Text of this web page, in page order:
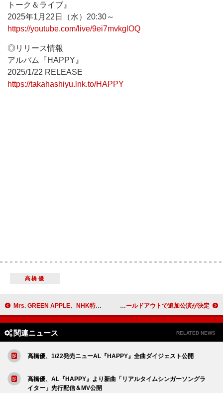
トーク＆ライブ』
2025年1月22日（水）20:30～
https://youtube.com/live/9ei7mvkglOQ
◎リリース情報
アルバム『HAPPY』
2025/1/22 RELEASE
https://takahashiyu.lnk.to/HAPPY
高橋優
Mrs. GREEN APPLE、NHK特番『18祭』テーマソング「ダーリン」配信＆MV公開 土岐麻子、AL『Lonely Ghost』のライブツアー東京公演ソールドアウトで追加公演が決定
関連ニュース RELATED NEWS
高橋優、1/22発売ニューAL『HAPPY』全曲ダイジェスト公開
高橋優、AL『HAPPY』より新曲「リアルタイムシンガーソングラ
イター」先行配信＆MV公開